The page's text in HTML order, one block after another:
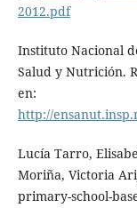
2012.pdf
Instituto Nacional
Salud y Nutrición.
en:
http://
Lucía Tarro,
Moriña, Victoria
primary-school-